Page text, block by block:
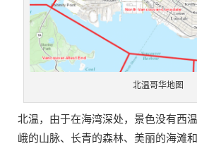
北温哥华地图
北温，由于在海湾深处，景色没有西
峨的山脉、长青的森林、美丽的海滩